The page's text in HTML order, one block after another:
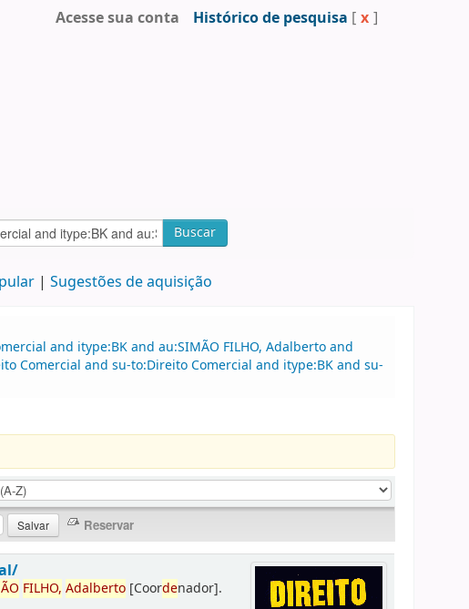
Acesse sua conta Histórico de pesquisa [ x ]
Buscar
Sugestões de aquisição
and itype:BK and au:SIMÃO FILHO, Adalberto and
Comercial and su-to:Direito Comercial and itype:BK and su-
FILHO, Adalberto [Coordenador].